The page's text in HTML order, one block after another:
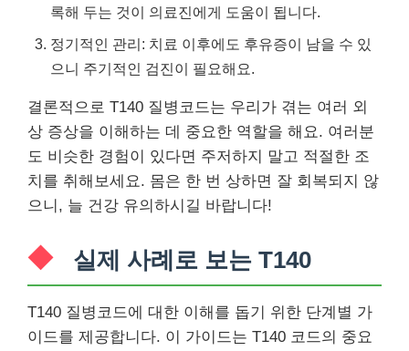
록해 두는 것이 의료진에게 도움이 됩니다.
정기적인 관리: 치료 이후에도 후유증이 남을 수 있
으니 주기적인 검진이 필요해요.
결론적으로 T140 질병코드는 우리가 겪는 여러 외
상 증상을 이해하는 데 중요한 역할을 해요. 여러분
도 비슷한 경험이 있다면 주저하지 말고 적절한 조
치를 취해보세요. 몸은 한 번 상하면 잘 회복되지 않
으니, 늘 건강 유의하시길 바랍니다!
실제 사례로 보는 T140
T140 질병코드에 대한 이해를 돕기 위한 단계별 가
이드를 제공합니다. 이 가이드는 T140 코드의 중요